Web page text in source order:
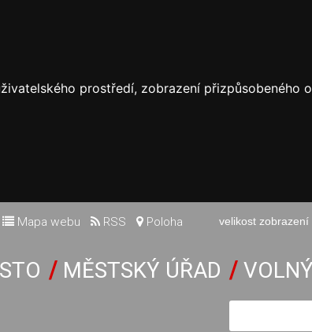
prostředí, zobrazení přizpůsobeného
velikost zobrazení
Mapa webu RSS Poloha
MĚSTSKÝ ÚŘAD